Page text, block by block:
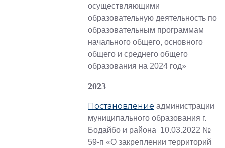
осуществляющими
образовательную деятельность по
образовательным программам
начального общего, основного
общего и среднего общего
образования на 2024 год»
2023
Постановление администрации
муниципального образования г.
Бодайбо и района 10.03.2022 №
59-п «О закреплении территорий